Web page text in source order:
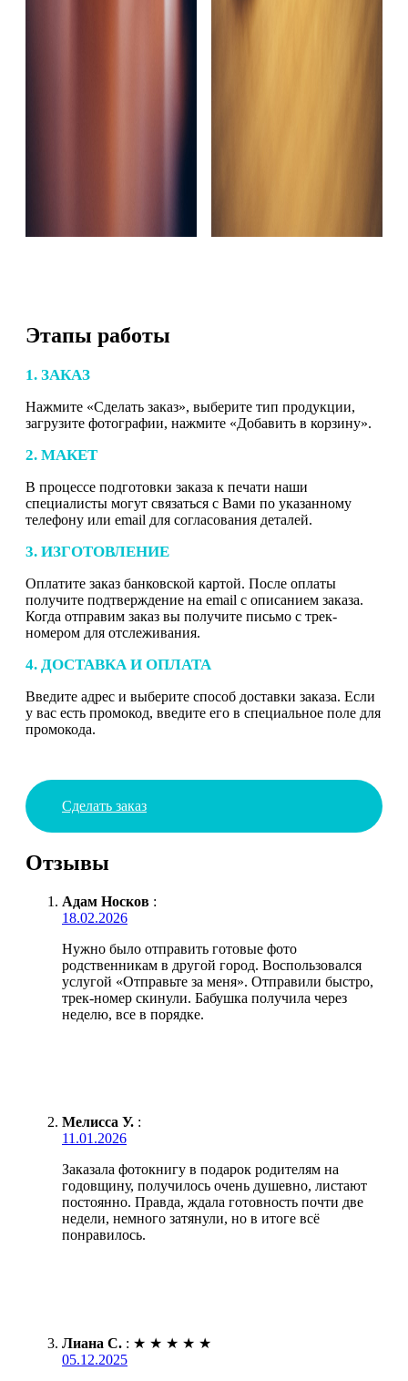
Этапы работы
1. ЗАКАЗ
Нажмите «Сделать заказ», выберите тип продукции,
загрузите фотографии, нажмите «Добавить в корзину».
2. МАКЕТ
В процессе подготовки заказа к печати наши
специалисты могут связаться с Вами по указанному
телефону или email для согласования деталей.
3. ИЗГОТОВЛЕНИЕ
Оплатите заказ банковской картой. После оплаты
получите подтверждение на email с описанием заказа.
Когда отправим заказ вы получите письмо с трек-
номером для отслеживания.
4. ДОСТАВКА И ОПЛАТА
Введите адрес и выберите способ доставки заказа. Если
у вас есть промокод, введите его в специальное поле для
промокода.
Сделать заказ
Отзывы
Адам Носков :
18.02.2026
Нужно было отправить готовые фото
родственникам в другой город. Воспользовался
услугой «Отправьте за меня». Отправили быстро,
трек-номер скинули. Бабушка получила через
неделю, все в порядке.
Мелисса У. :
11.01.2026
Заказала фотокнигу в подарок родителям на
годовщину, получилось очень душевно, листают
постоянно. Правда, ждала готовность почти две
недели, немного затянули, но в итоге всё
понравилось.
Лиана С. : ★ ★ ★ ★ ★
05.12.2025